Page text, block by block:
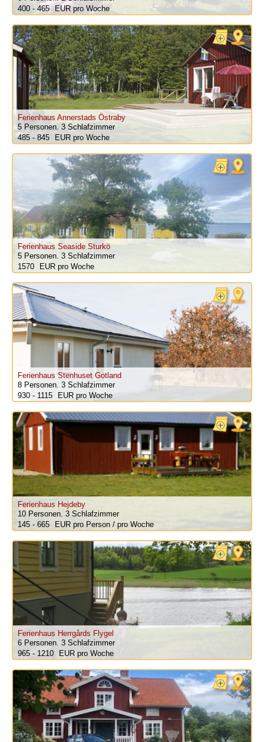
400 - 465
pro Woche
Ferienhaus Annerstads Östraby
5 Personen. 3 Schlafzimmer
485 - 845
pro Woche
Ferienhaus Seaside Sturkö
5 Personen. 3 Schlafzimmer
1570
pro Woche
Ferienhaus Stenhuset Gotland
8 Personen. 3 Schlafzimmer
930 - 1115
pro Woche
Ferienhaus Hejdeby
10 Personen. 3 Schlafzimmer
145 - 665
pro Person / pro Woche
Ferienhaus Herrgårds Flygel
6 Personen. 3 Schlafzimmer
965 - 1210
pro Woche